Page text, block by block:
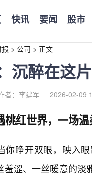
快讯 要闻 股市
> 公司 > 正文
沉醉在这
者：李建军 2026-02-09
桃红世界，一场
你睁开双眼，映入
羞涩、一丝暖意的